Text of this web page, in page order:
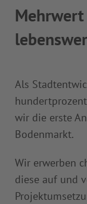
Als
wir die erste
Bodenmarkt.
Wir erwerben
diese auf und